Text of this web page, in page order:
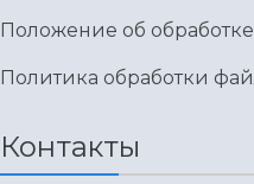
Положение об
Политика обработки
Контакты